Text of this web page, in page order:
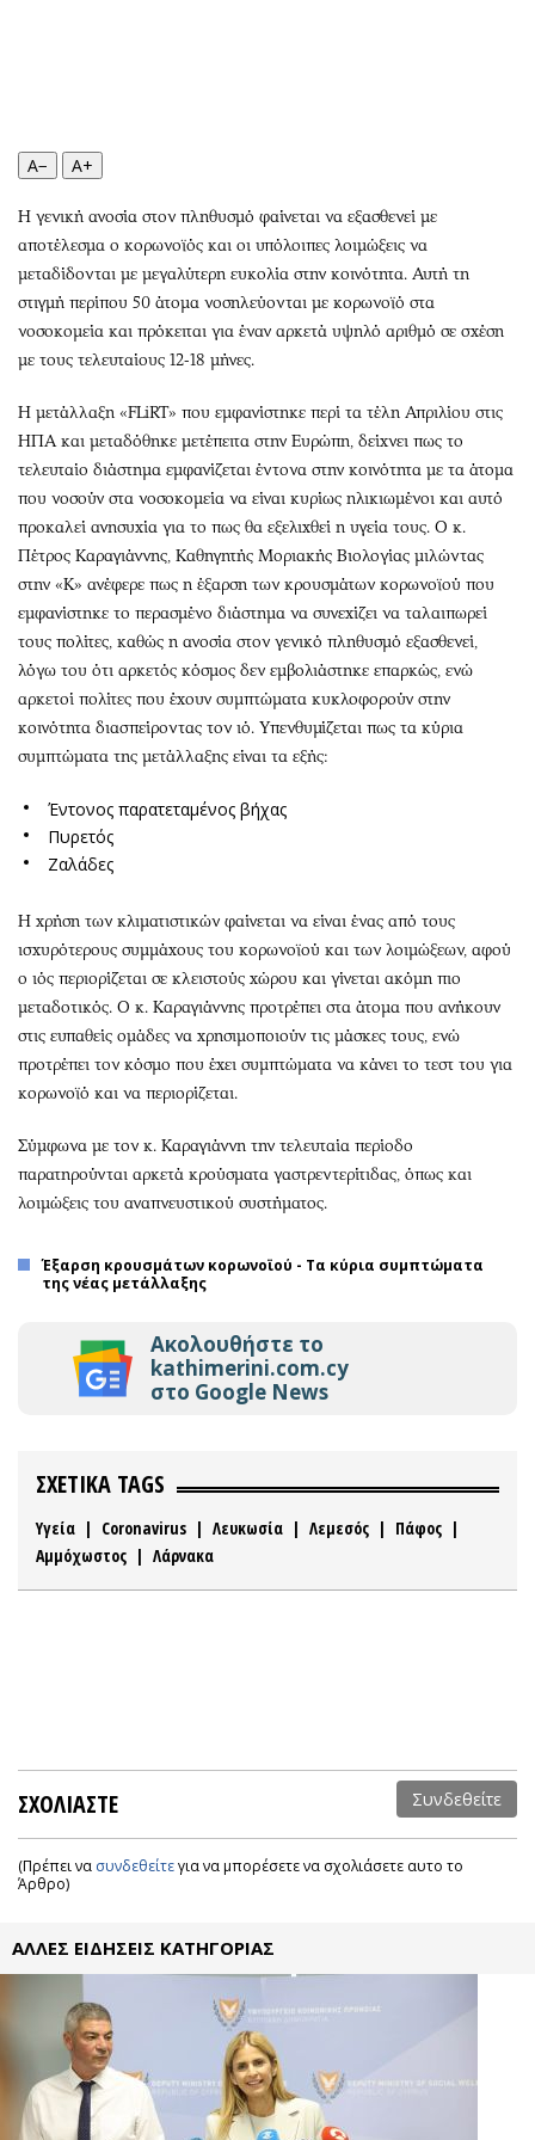
Σινεμά
Θέατρο-Χορός
Μουσική
Εικαστικά
Βιβλίο
Χειρόγραφα
Podcasts
Uncut
Προσφορές
Προσωπικότητες στην ''Κ''
A− A+
Η γενική ανοσία στον πληθυσμό φαίνεται να εξασθενεί με
αποτέλεσμα ο κορωνοϊός και οι υπόλοιπες λοιμώξεις να
μεταδίδονται με μεγαλύτερη ευκολία στην κοινότητα. Αυτή τη
στιγμή περίπου 50 άτομα νοσηλεύονται με κορωνοϊό στα
νοσοκομεία και πρόκειται για έναν αρκετά υψηλό αριθμό σε σχέση
με τους τελευταίους 12-18 μήνες.
Η μετάλλαξη «FLiRT» που εμφανίστηκε περί τα τέλη Απριλίου στις
ΗΠΑ και μεταδόθηκε μετέπειτα στην Ευρώπη, δείχνει πως το
τελευταίο διάστημα εμφανίζεται έντονα στην κοινότητα με τα άτομα
που νοσούν στα νοσοκομεία να είναι κυρίως ηλικιωμένοι και αυτό
προκαλεί ανησυχία για το πως θα εξελιχθεί η υγεία τους. Ο κ.
Πέτρος Καραγιάννης, Καθηγητής Μοριακής Βιολογίας μιλώντας
στην «Κ» ανέφερε πως η έξαρση των κρουσμάτων κορωνοϊού που
εμφανίστηκε το περασμένο διάστημα να συνεχίζει να ταλαιπωρεί
τους πολίτες, καθώς η ανοσία στον γενικό πληθυσμό εξασθενεί,
λόγω του ότι αρκετός κόσμος δεν εμβολιάστηκε επαρκώς, ενώ
αρκετοί πολίτες που έχουν συμπτώματα κυκλοφορούν στην
κοινότητα διασπείροντας τον ιό. Υπενθυμίζεται πως τα κύρια
συμπτώματα της μετάλλαξης είναι τα εξής:
Έντονος παρατεταμένος βήχας
Πυρετός
Ζαλάδες
Η χρήση των κλιματιστικών φαίνεται να είναι ένας από τους
ισχυρότερους συμμάχους του κορωνοϊού και των λοιμώξεων, αφού
ο ιός περιορίζεται σε κλειστούς χώρου και γίνεται ακόμη πιο
μεταδοτικός. Ο κ. Καραγιάννης προτρέπει στα άτομα που ανήκουν
στις ευπαθείς ομάδες να χρησιμοποιούν τις μάσκες τους, ενώ
προτρέπει τον κόσμο που έχει συμπτώματα να κάνει το τεστ του για
κορωνοϊό και να περιορίζεται.
Σύμφωνα με τον κ. Καραγιάννη την τελευταία περίοδο
παρατηρούνται αρκετά κρούσματα γαστρεντερίτιδας, όπως και
λοιμώξεις του αναπνευστικού συστήματος.
Έξαρση κρουσμάτων κορωνοϊού - Τα κύρια συμπτώματα
της νέας μετάλλαξης
Ακολουθήστε το
kathimerini.com.cy
στο Google News
ΣΧΕΤΙΚΑ TAGS
Υγεία | Coronavirus | Λευκωσία | Λεμεσός | Πάφος |
Αμμόχωστος | Λάρνακα
ΣΧΟΛΙΑΣΤΕ Συνδεθείτε
(Πρέπει να συνδεθείτεγια να μπορέσετε να σχολιάσετε αυτο το
Άρθρο)
ΑΛΛΕΣ ΕΙΔΗΣΕΙΣ ΚΑΤΗΓΟΡΙΑΣ